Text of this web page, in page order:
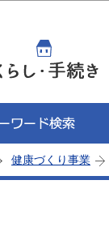
健康づくり事業